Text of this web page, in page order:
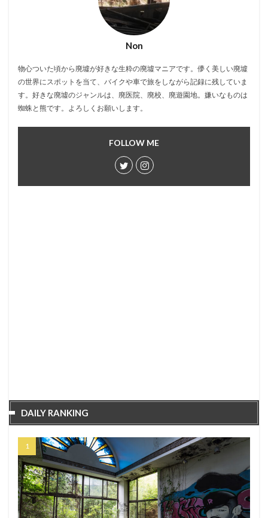
Non
物心ついた頃から廃墟が好きな生粋の廃墟マニアです。儚く美しい廃墟
の世界にスポットを当て、バイクや車で旅をしながら記録に残していま
す。好きな廃墟のジャンルは、廃医院、廃校、廃遊園地。嫌いなものは
蜘蛛と熊です。よろしくお願いします。
FOLLOW ME
DAILY RANKING